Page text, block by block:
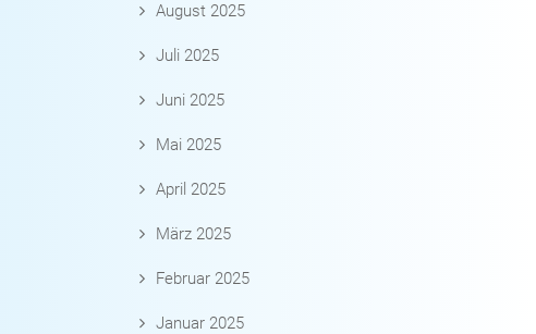
August 2025
Juli 2025
Juni 2025
Mai 2025
April 2025
März 2025
Februar 2025
Januar 2025